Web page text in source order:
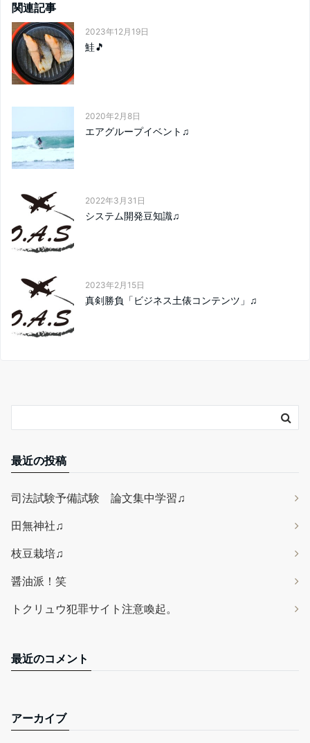
関連記事
2023年12月19日
鮭🎵
2020年2月8日
エアグループイベント♫
2022年3月31日
システム開発豆知識♫
2023年2月15日
真剣勝負「ビジネス土俵コンテンツ」♫
最近の投稿
司法試験予備試験 論文集中学習♫
田無神社♫
枝豆栽培♫
醤油派！笑
トクリュウ犯罪サイト注意喚起。
最近のコメント
アーカイブ